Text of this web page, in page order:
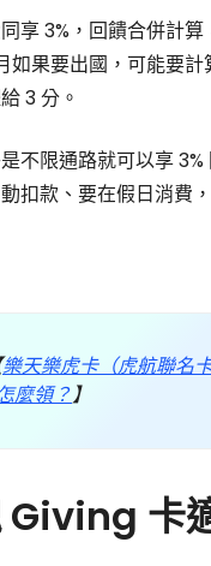
享 3%，回饋合併計
如果要出國，可能要
3 分。
不限通路就可以享
扣款、要在假日消費
樂天樂虎卡（虎航聯名
麼領？】
Giving 卡